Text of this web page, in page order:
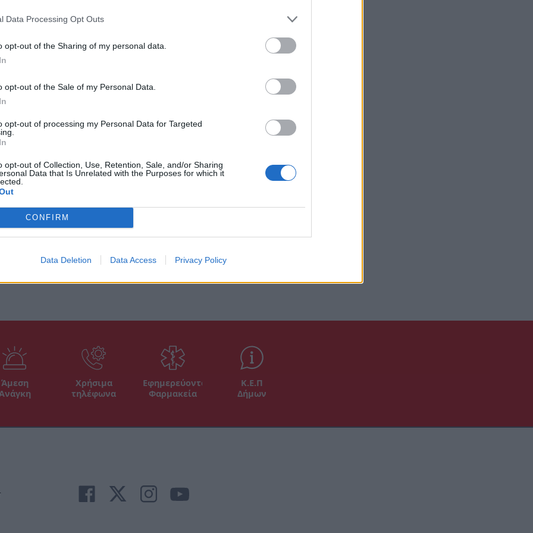
Data Processing Opt Outs
opt-out of the Sharing of my personal data.
opt-out of the Sale of my Personal Data.
opt-out of processing my Personal Data for Targeted
opt-out of Collection, Use, Retention, Sale, and/or Sharing
Data that Is Unrelated with the Purposes for which it
CONFIRM
Data Deletion Data Access Privacy Policy
Λουριά και Τσίπα – Τραγουδά ο Πιτσίνιαγκας!
κρυμμένου θησαυρού, συναυλία με τον Στέφανο Πιτσίνιαγκα
αλευροπόλεμος και καραόκε πάρτυ … και όχι μόνο, στις
εκδηλώσεις τού 2023
2023 19:05
κι εσύ συμμετοχή στο Καρναβάλι τού Γυθείου!
συμμετοχής έως την Παρασκευή (17/2)
2023 14:38
Άμεση
Χρήσιμα
τηλέφωνα
Εφημερεύοντα
Φαρμακεία
Κ.Ε.Π
Δήμων